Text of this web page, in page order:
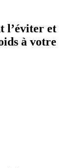
l’éviter et
à votre